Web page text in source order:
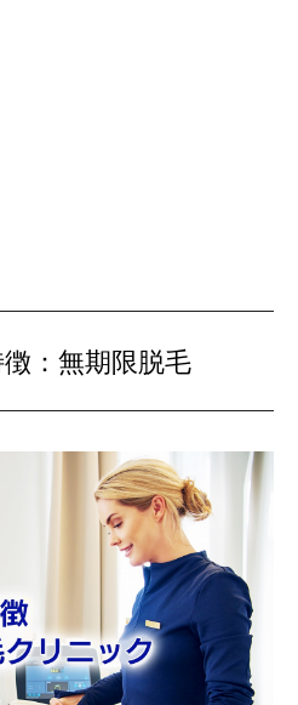
：無期限脱毛